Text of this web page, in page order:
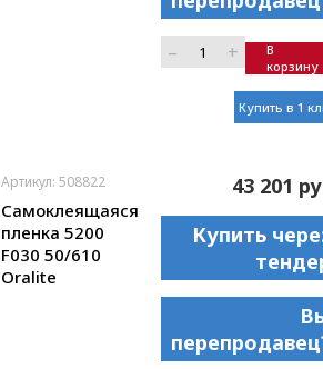
– +
В
корзину
Купить в 1
Артикул: 508822
Самоклеящаяся
пленка 5200
F030 50/610
Oralite
43 201
Купить